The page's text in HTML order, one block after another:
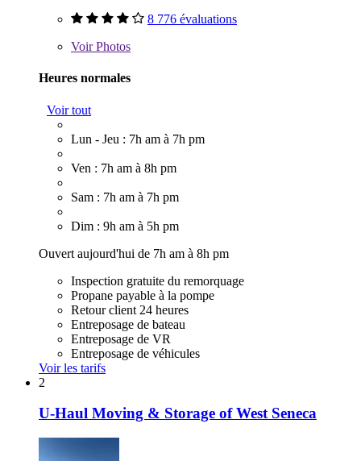
8 776 évaluations
VoirPhotos
Heures normales
Voir tout
Lun - Jeu : 7h am à 7h pm
Ven : 7h am à 8h pm
Sam : 7h am à 7h pm
Dim : 9h am à 5h pm
Ouvert aujourd'hui de 7h am à 8h pm
Inspection gratuite du remorquage
Propane payable à la pompe
Retour client 24 heures
Entreposage de bateau
Entreposage de VR
Entreposage de véhicules
Voir les tarifs
2
U-Haul Moving & Storage of West Seneca